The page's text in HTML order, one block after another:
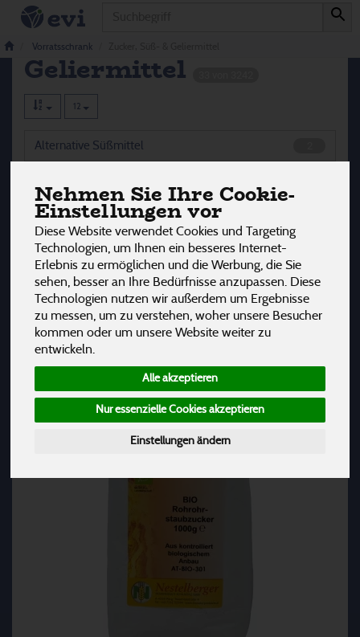
Nehmen Sie Ihre Cookie-
Einstellungen vor
Diese Website verwendet Cookies und Targeting
Technologien, um Ihnen ein besseres Internet-
Erlebnis zu ermöglichen und die Werbung, die Sie
sehen, besser an Ihre Bedürfnisse anzupassen. Diese
Technologien nutzen wir außerdem um Ergebnisse
zu messen, um zu verstehen, woher unsere Besucher
kommen oder um unsere Website weiter zu
entwickeln.
Alle akzeptieren
Nur essenzielle Cookies akzeptieren
Einstellungen ändern
Vorratsschrank
Zucker, Süß- &
Geliermittel
12
Alternative Süßmittel
Geliermittel
Zucker
Hersteller Ernährung Allergene